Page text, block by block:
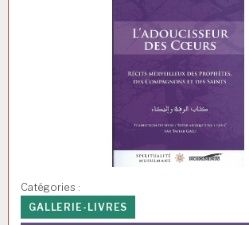
L'exégèse des sagesses
d'Ibn 'Ata Allah as-
Sakandari - Sagesse
L'adoucisseur des coeurs
Catégories :
GALLERIE-LIVRES